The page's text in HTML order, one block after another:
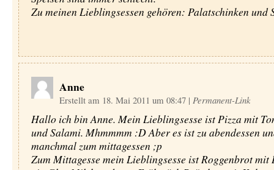
Zu meinen Lieblingsessen gehören: Palatschinken und
Anne
Erstellt am 18. Mai 2011 um 08:47 | Permanent-Link
Hallo ich bin Anne. Mein Lieblingsesse ist Pizza mit
und Salami. Mhmmmm :D Aber es ist zu abendessen
manchmal zum mittagessen ;p
Zum Mittagesse mein Lieblingsesse ist Roggenbrot mit